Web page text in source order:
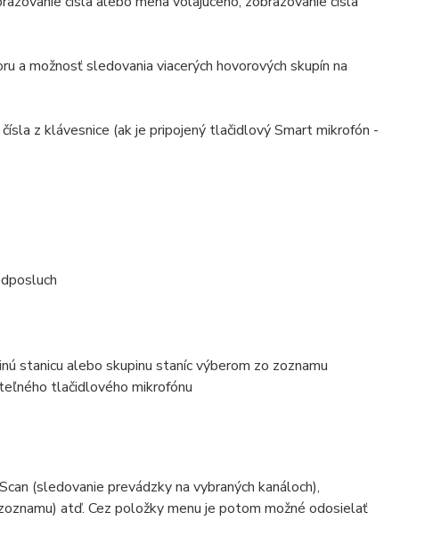
a možnosť sledovania viacerých hovorových skupín na
z klávesnice (ak je pripojený tlačidlový Smart mikrofón -
stanicu alebo skupinu staníc výberom zo zoznamu
tlačidlového mikrofónu
(sledovanie prevádzky na vybraných kanáloch),
atď. Cez položky menu je potom možné odosielať